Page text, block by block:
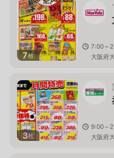
7枚
7:00～
大阪府
3枚
9:00～
大阪府